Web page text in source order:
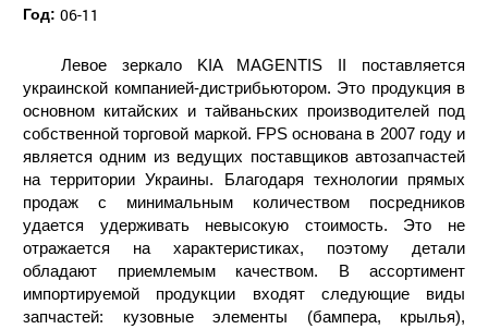
Год: 06-11
Левое зеркало KIA MAGENTIS II поставляется
украинской компанией-дистрибьютором. Это продукция в
основном китайских и тайваньских производителей под
собственной торговой маркой. FPS основана в 2007 году и
является одним из ведущих поставщиков автозапчастей
на территории Украины. Благодаря технологии прямых
продаж с минимальным количеством посредников
удается удерживать невысокую стоимость. Это не
отражается на характеристиках, поэтому детали
обладают приемлемым качеством. В ассортимент
импортируемой продукции входят следующие виды
запчастей: кузовные элементы (бампера, крылья),